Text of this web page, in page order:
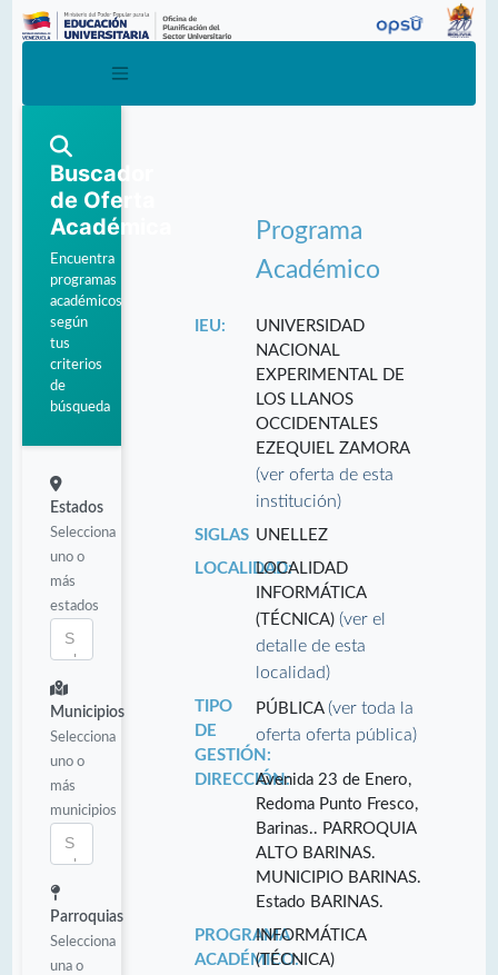
Buscador
de Oferta
Académica
Encuentra
programas
académicos
según
tus
criterios
de
búsqueda
Estados
Selecciona
uno o
más
estados
Municipios
Selecciona
uno o
más
municipios
Parroquias
Selecciona
una o
Programa
Académico
IEU:
UNIVERSIDAD
NACIONAL
EXPERIMENTAL DE
LOS LLANOS
OCCIDENTALES
EZEQUIEL ZAMORA
(ver oferta de esta
institución)
SIGLAS UNELLEZ
LOCALIDAD:LOCALIDAD
INFORMÁTICA
(TÉCNICA)(ver el
detalle de esta
localidad)
TIPO
DE
GESTIÓN:
PÚBLICA(ver toda la
oferta oferta pública)
DIRECCIÓN:Avenida 23 de Enero,
Redoma Punto Fresco,
Barinas.. PARROQUIA
ALTO BARINAS.
MUNICIPIO BARINAS.
Estado BARINAS.
PROGRAMA
ACADÉMICO:
INFORMÁTICA
(TÉCNICA)